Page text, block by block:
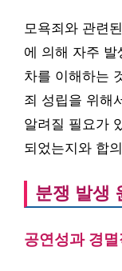
모욕죄와 관련
에 의해 자주 발
차를 이해하는
죄 성립을 위해
알려질 필요가
되었는지와 합
분쟁 발생
공연성과 경멸